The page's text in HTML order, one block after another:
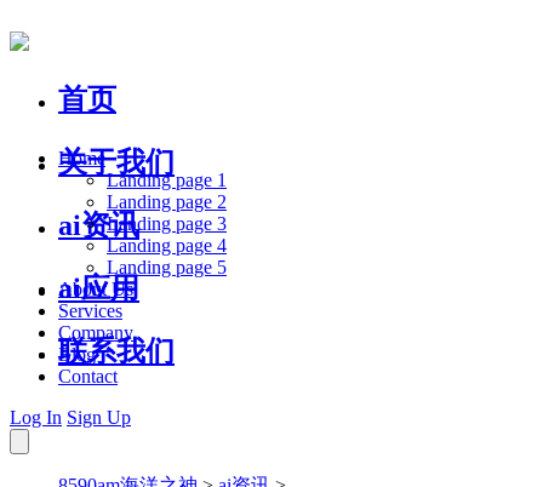
首页
关于我们
ai资讯
ai应用
联系我们
Home
Landing page 1
Landing page 2
Landing page 3
Landing page 4
Landing page 5
About Us
Services
Company
Blog
Contact
Log In Sign Up